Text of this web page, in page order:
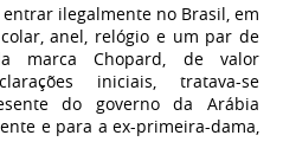
ilegalmente no Brasil, em
anel, relógio e um par de
marca Chopard, de valor
iniciais, tratava-se
do governo da Arábia
e para a ex-primeira-dama,